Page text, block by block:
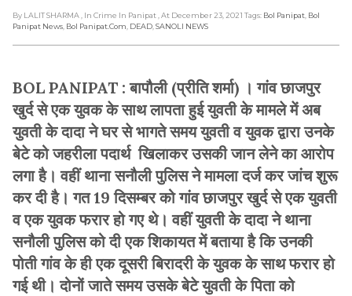
By LALIT SHARMA , In Crime In Panipat , At December 23, 2021 Tags: Bol Panipat Bol
Panipat News Bol Panipat.com DEAD SANOLI NEWS
BOL PANIPAT : बापौली (प्रीति शर्मा) । गांव छाजपुर
खुर्द से एक युवक के साथ लापता हुई युवती के मामले में अब
युवती के दादा ने घर से भागते समय युवती व युवक द्वारा उनके
बेटे को जहरीला पदार्थ खिलाकर उसकी जान लेने का आरोप
लगा है। वहीं थाना सनौली पुलिस ने मामला दर्ज कर जांच शुरू
कर दी है। गत 19 दिसम्बर को गांव छाजपुर खुर्द से एक युवती
व एक युवक फरार हो गए थे। वहीं युवती के दादा ने थाना
सनौली पुलिस को दी एक शिकायत में बताया है कि उनकी
पोती गांव के ही एक दूसरी बिरादरी के युवक के साथ फरार हो
गई थी। दोनों जाते समय उसके बेटे युवती के पिता को